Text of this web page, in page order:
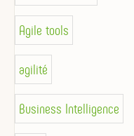
Agile tools
agilité
Business Intelligence